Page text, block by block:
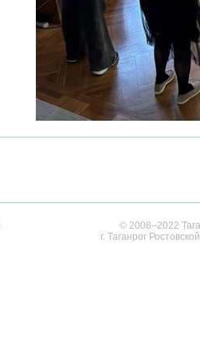
© 2008–2022
г. Таганрог